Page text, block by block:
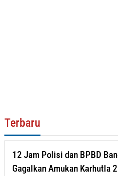
Terbaru
12 Jam Polisi dan BPBD
Gagalkan Amukan Karhutla